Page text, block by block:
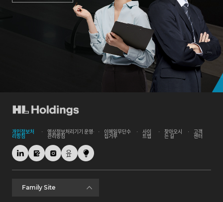
개인정보처
리방침
영상정보처리기기 운영∙
관리방침
이메일무단수
집거부
사이
트맵
찾아오시
는 길
고객
센터
Family Site